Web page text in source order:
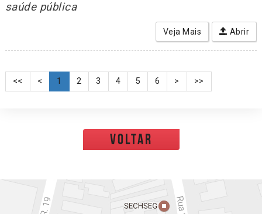
saúde pública
Veja Mais Abrir
<< < 1 2 3 4 5 6 > >>
voltar